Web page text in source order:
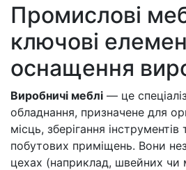
Промислові
ключові
оснащення
Виробничі меблі — це
обладнання, призначене для
місць, зберігання
побутових приміщень. Вони
цехах (наприклад, швейних чи